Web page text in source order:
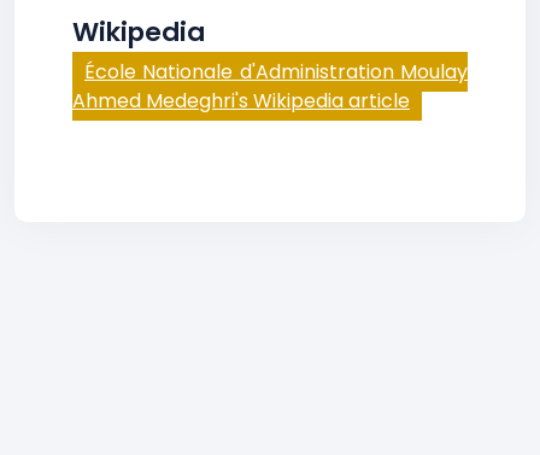
Wikipedia
École Nationale d'Administration Moulay
Ahmed Medeghri's Wikipedia article